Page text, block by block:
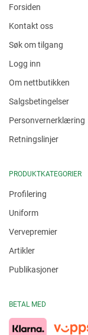
Forsiden
Kontakt oss
Søk om tilgang
Logg inn
Om nettbutikken
Salgsbetingelser
Personvernerklæring
Retningslinjer
PRODUKTKATEGORIER
Profilering
Uniform
Vervepremier
Artikler
Publikasjoner
BETAL MED